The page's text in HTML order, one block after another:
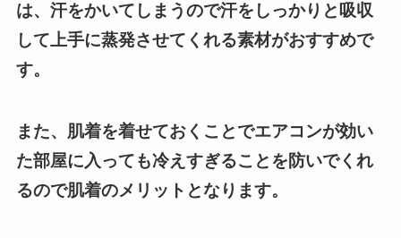
は、汗をかいてしまうので汗をしっかりと吸収
して上手に蒸発させてくれる素材がおすすめで
す。
また、肌着を着せておくことでエアコンが効い
た部屋に入っても冷えすぎることを防いでくれ
るので肌着のメリットとなります。